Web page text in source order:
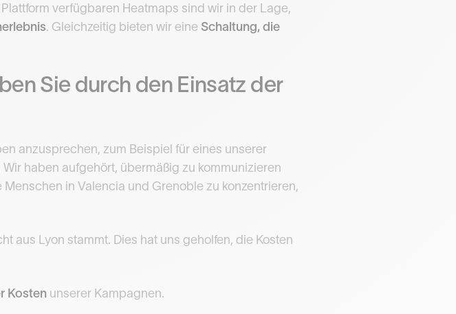
verfügbaren Heatmaps sind wir in der Lage,
. Gleichzeitig bieten wir eine Schaltung, die
Sie durch den Einsatz der
anzusprechen, zum Beispiel für eines unserer
haben aufgehört, übermäßig zu kommunizieren
in Valencia und Grenoble zu konzentrieren,
aus Lyon stammt. Dies hat uns geholfen, die Kosten
Kosten unserer Kampagnen.